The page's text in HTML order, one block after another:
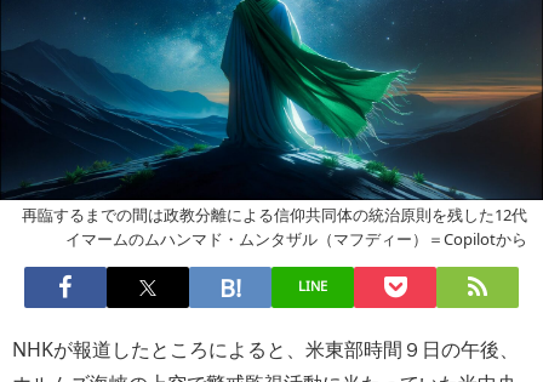
再臨するまでの間は政教分離による信仰共同体の統治原則を残した12代
イマームのムハンマド・ムンタザル（マフディー）＝Copilotから
LINE
NHKが報道したところによると、米東部時間９日の午後、